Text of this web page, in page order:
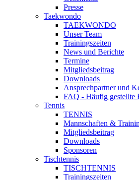
Presse
Taekwondo
TAEKWONDO
Unser Team
Trainingszeiten
News und Berichte
Termine
Mitgliedsbeitrag
Downloads
Ansprechpartner und
FAQ - Häufig gestellte
Tennis
TENNIS
Mannschaften &
Mitgliedsbeitrag
Downloads
Sponsoren
Tischtennis
TISCHTENNIS
Trainingszeiten